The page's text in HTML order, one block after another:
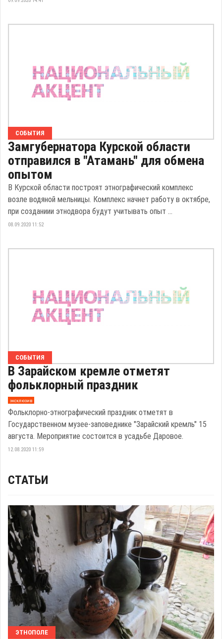
СОБЫТИЯ
Замгубернатора Курской области
отправился в "Атамань" для обмена
опытом
В Курской области построят этнографический комплекс
возле водяной мельницы. Комплекс начнет работу в октябре,
при созданиии этнодвора будут учитывать опыт ...
08.09.2020 11:52
СОБЫТИЯ
В Зарайском кремле отметят
фольклорный праздник
эксклюзив
Фольклорно-этнографический праздник отметят в
Государственном музее-заповеднике "Зарайский кремль" 15
августа. Мероприятие состоится в усадьбе Даровое.
12.08.2020 11:59
СТАТЬИ
ЭТНОПОЛЕ